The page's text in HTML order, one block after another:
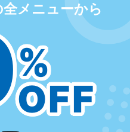
メニューから
%
OFF